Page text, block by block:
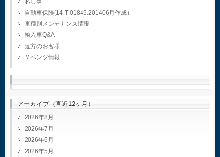
自動車保険(14-T-01845.201406月作成）
車種別メンテナンス情報
輸入車Q&A
遠方のお客様
Ｍベンツ情報
–
アーカイブ（直近12ヶ月）
2026年8月
2026年7月
2026年6月
2026年5月